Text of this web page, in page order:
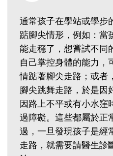
通常孩子在學站或學步
踮腳尖情形，例如：當
能走穩了，想嘗試不同
自己掌控身體的能力，
情踮著腳尖走路；或者
腳尖跳舞走路，於是因
因路上不平或有小水窪
過障礙。這些都屬於正
過，一旦發現孩子是經
走路，就需要請醫生診